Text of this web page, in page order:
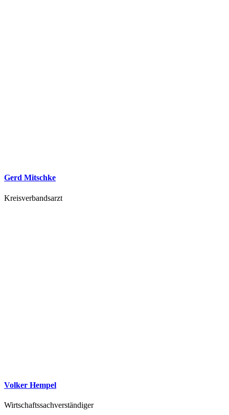
Gerd Mitschke
Kreisverbandsarzt
Volker Hempel
Wirtschaftssachverständiger